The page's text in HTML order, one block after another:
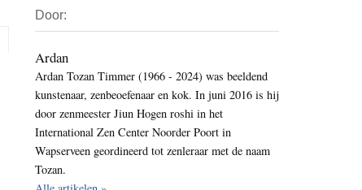
d
e
z
e
s
i
t
e
n
n
d
e
z
e
s
Sidebar
Door:
Ardan
Ardan Tozan Timmer (1966 - 2024) was beeldend
kunstenaar, zenbeoefenaar en kok. In juni 2016 is hij
door zenmeester Jiun Hogen roshi in het
International Zen Center Noorder Poort in
Wapserveen geordineerd tot zenleraar met de naam
Tozan.